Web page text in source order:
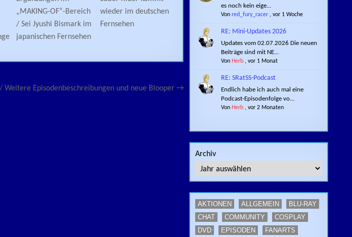
„MAKING-OF“-Bereich
/ Sei Jyushi Bismark im
japanischen Fernsehen
wieder im deutschen
Fernsehen
Weitere Episodenbeschreibungen und neue Blooper →
es noch kein eige...
Von red_fury_racer, vor 1 Woche
RE: Mini-Updates 2026
Updates vom 02.07.2026 Die neuen
Beiträge sind mit NE...
Von Herb, vor 1 Monat
RE: SRatSS-Podcast
Endlich habe ich auch mal eine
Podcast-Episodenfolge vo...
Von Herb, vor 2 Monaten
Archiv
AKTIONEN ALLGEMEIN
BLU-RAY
CHAT
COMMUNITY
COSPLAY
DVD
EPISODEN
FANARTS